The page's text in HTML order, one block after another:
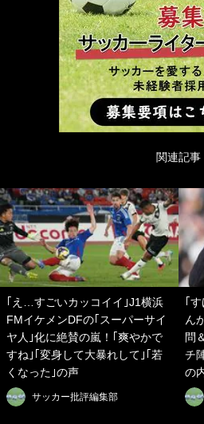
関連記事
｢え…すごいカッコイイ｣J1横浜
FMイケメンDFの｢スーパーサイ
ヤ人｣化に絶賛の嵐！｢爽やかで
すね｣｢変身して大暴れして｣｢若
くなった｣の声
サッカー批評編集部
｢
ん
問
チ
の